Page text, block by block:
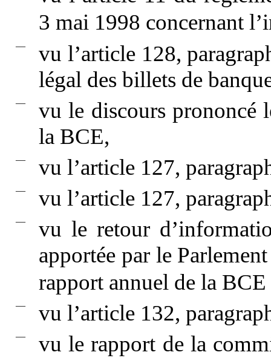
3 mai 1998 concernant
—
vu l’article 128,
légal des billets de
—
vu le discours prononcé
la BCE,
— vu l’article 127,
— vu l’article 127,
—
vu le retour
apportée par le
rapport annuel de la
— vu l’article 132,
—
vu le rapport de la